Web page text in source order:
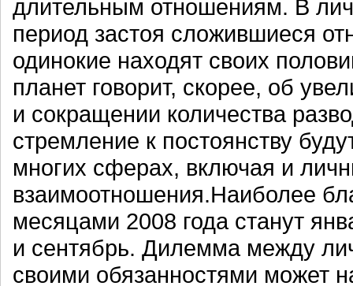
длительным отношениям. В
период застоя сложившиеся
одинокие находят своих
планет говорит, скорее, об
и сокращении количества
стремление к постоянству
многих сферах, включая и
взаимоотношения.Наиболее
месяцами 2008 года станут
и сентябрь. Дилемма между
своими обязанностями может